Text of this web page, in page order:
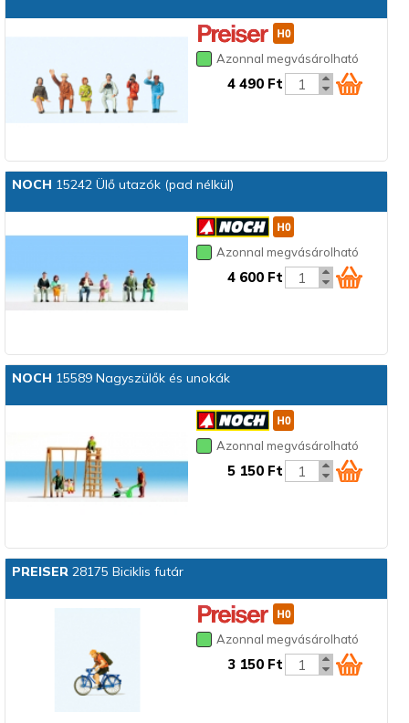
Azonnal megvásárolható
4 490 Ft
NOCH 15242 Ülő utazók (pad nélkül)
Azonnal megvásárolható
4 600 Ft
NOCH 15589 Nagyszülők és unokák
Azonnal megvásárolható
5 150 Ft
PREISER28175 Biciklis futár
Azonnal megvásárolható
3 150 Ft